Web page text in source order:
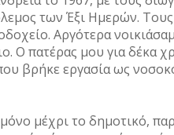
των Έξι Ημερών.
Αργότερα
Ο πατέρας μου για δέκα
βρήκε εργασία ως
μέχρι το δημοτικό,